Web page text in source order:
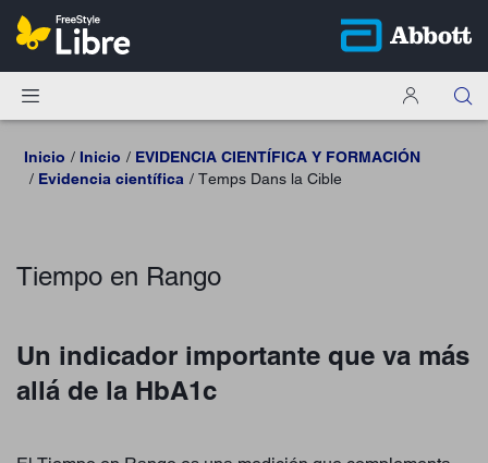
Inicio Inicio
EVIDENCIA CIENTÍFICA Y FORMACIÓN
Evidencia científica
Temps Dans la Cible
Tiempo en Rango
Un indicador importante que va más
allá de la HbA1c